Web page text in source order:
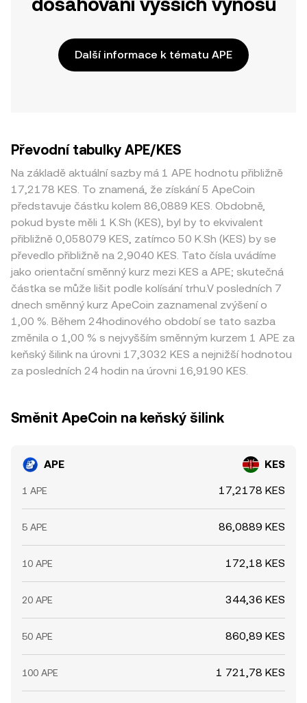
Další informace k tématu APE
Převodní tabulky APE/KES
Na základě aktuální sazby má 1 APE hodnotu přibližně
17,2178 KES. To znamená, že získání 5 ApeCoin
představuje částku kolem 86,0889 KES. Obdobně,
pokud byste měli 1 K.Sh (KES), byl by to ekvivalent
přibližně 0,058079 KES, zatímco 50 K.Sh (KES) by se
převedlo přibližně na 2,9040 KES. Tato čísla uvádíme
jako orientační směnný kurz mezi KES a APE; skutečná
částka se může lišit podle kolísání trhu.V posledních 7
dnech směnný kurz ApeCoin zaznamenal zvýšení o
1,00 %. Během 24hodinového období se tato sazba
změnila o 1,00 % s nejvyšším směnným kurzem 1 APE za
keňský šilink na úrovni 17,3032 KES a nejnižší hodnotou
za posledních 24 hodin na úrovni 16,9190 KES.
Směnit ApeCoin na keňský šilink
APE KES
1 APE 17,2178 KES
5 APE 86,0889 KES
10 APE 172,18 KES
20 APE 344,36 KES
50 APE 860,89 KES
100 APE 1 721,78 KES